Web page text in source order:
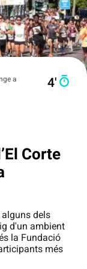
a
4′
Corte
dels
d'un ambient
la Fundació
més